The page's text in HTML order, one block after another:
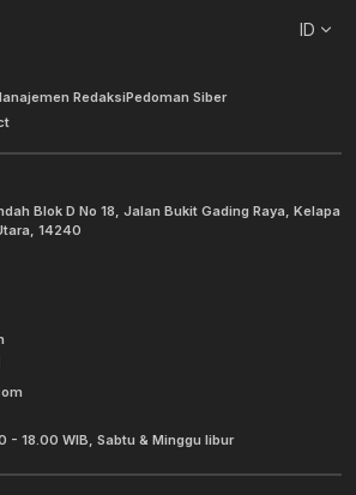
ID
RedaksiPedoman Siber
Blok D No 18, Jalan Bukit Gading Raya, Kelapa
14240
- 18.00 WIB, Sabtu & Minggu libur